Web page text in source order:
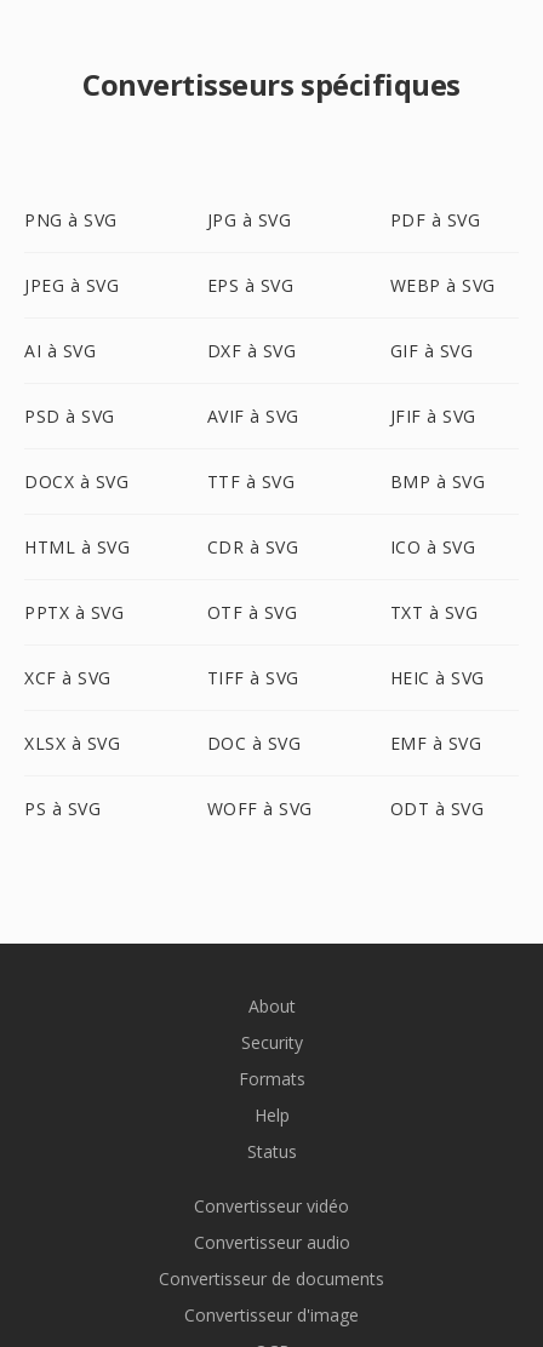
Convertisseurs spécifiques
PNG à SVG JPG à SVG PDF à SVG
JPEG à SVG EPS à SVG WEBP à SVG
AI à SVG DXF à SVG GIF à SVG
PSD à SVG AVIF à SVG JFIF à SVG
DOCX à SVG TTF à SVG BMP à SVG
HTML à SVG CDR à SVG ICO à SVG
PPTX à SVG OTF à SVG TXT à SVG
XCF à SVG TIFF à SVG HEIC à SVG
XLSX à SVG DOC à SVG EMF à SVG
PS à SVG WOFF à SVG ODT à SVG
About
Security
Formats
Help
Status
Convertisseur vidéo
Convertisseur audio
Convertisseur de documents
Convertisseur d'image